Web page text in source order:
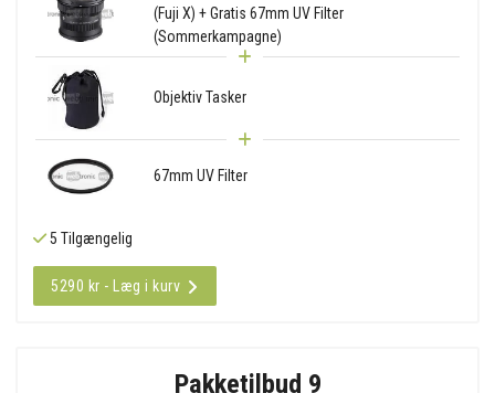
(Fuji X) + Gratis 67mm UV Filter
(Sommerkampagne)
Objektiv Tasker
67mm UV Filter
5 Tilgængelig
5290 kr - Læg i kurv
Pakketilbud 9